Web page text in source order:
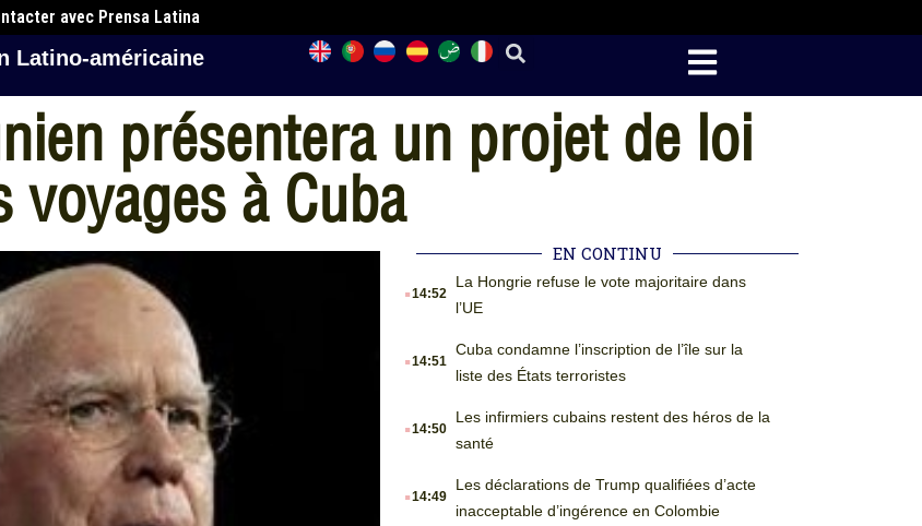
avec Prensa Latina
Latino-américaine
présentera un projet de loi
à Cuba
EN CONTINU
.14:52
La Hongrie refuse le vote majoritaire dans
l’UE
.14:51
Cuba condamne l’inscription de l’île sur la
liste des États terroristes
.14:50
Les infirmiers cubains restent des héros de la
santé
.14:49
Les déclarations de Trump qualifiées d’acte
inacceptable d’ingérence en Colombie